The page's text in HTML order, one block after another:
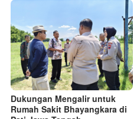
Dukungan Mengalir untuk
Rumah Sakit Bhayangkara di